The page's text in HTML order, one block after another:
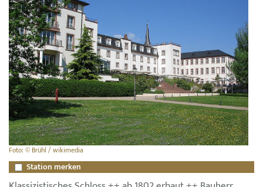
Foto: © Brühl / wikimedia
Station merken